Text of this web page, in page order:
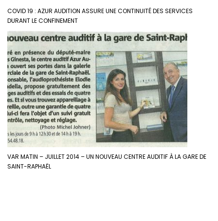
COVID 19 : AZUR AUDITION ASSURE UNE CONTINUITÉ DES SERVICES
DURANT LE CONFINEMENT
VAR MATIN – JUILLET 2014 – UN NOUVEAU CENTRE AUDITIF À LA GARE DE
SAINT-RAPHAËL